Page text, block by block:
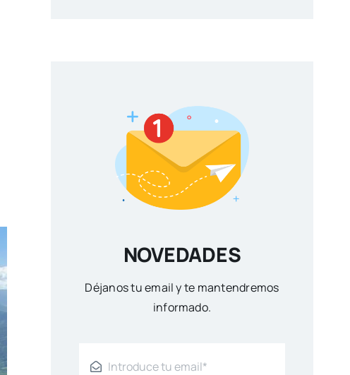
NOVEDADES
Déjanos tu email y te mantendremos
informado.